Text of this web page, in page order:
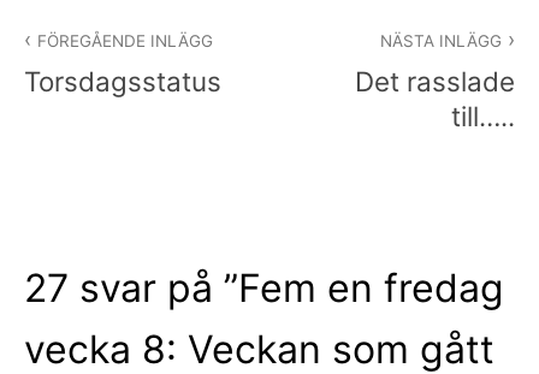
FÖREGÅENDE INLÄGG
Torsdagsstatus
NÄSTA INLÄGG
Det rasslade
till…..
27 svar på ”Fem en fredag
vecka 8: Veckan som gått